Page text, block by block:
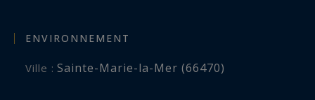
ENVIRONNEMENT
Ville : Sainte-Marie-la-Mer (66470)